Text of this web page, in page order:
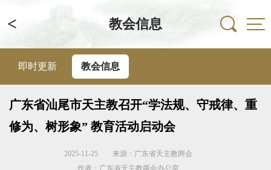
< 教会信息
即时更新 教会信息
广东省汕尾市天主教召开“学法规、守戒律、重
修为、树形象” 教育活动启动会
2025-11-25
来源：广东省天主教两会
作者：广东省天主教两会办公室